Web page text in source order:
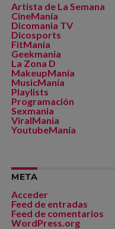
Artista de La Semana
CineManía
Dicomania TV
Dicosports
FitMania
Geekmania
La Zona D
MakeupManía
MusicManía
Playlists
Programación
Sexmania
ViralMania
YoutubeManía
META
Acceder
Feed de entradas
Feed de comentarios
WordPress.org